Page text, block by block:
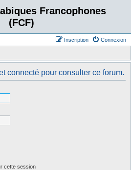
Francophones
(FCF)
Connexion
Inscription
connecté pour consulter ce forum.
cette session